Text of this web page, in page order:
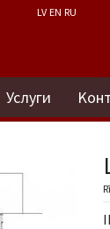
LV EN RU
Услуги